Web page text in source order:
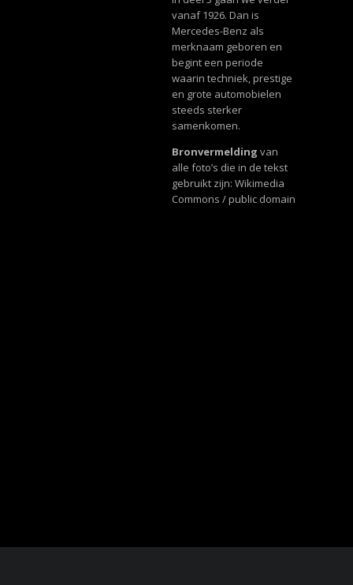
vanaf 1926. Dan is
Mercedes-Benz als
merknaam geboren en
begint een periode
waarin techniek, prestige
en grote automobielen
steeds sterker
samenkomen.
Bronvermelding van
alle foto’s die in de tekst
gebruikt zijn: Wikimedia
Commons / public domain